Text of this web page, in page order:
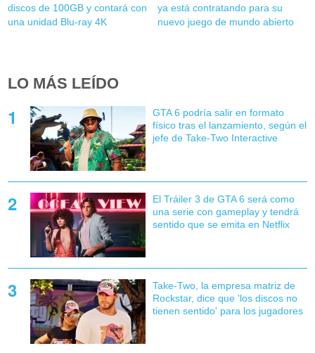
discos de 100GB y contará con
una unidad Blu-ray 4K
ya está contratando para su
nuevo juego de mundo abierto
LO MÁS LEÍDO
GTA 6 podría salir en formato
físico tras el lanzamiento, según el
jefe de Take-Two Interactive
El Tráiler 3 de GTA 6 será como
una serie con gameplay y tendrá
sentido que se emita en Netflix
Take-Two, la empresa matriz de
Rockstar, dice que 'los discos no
tienen sentido' para los jugadores